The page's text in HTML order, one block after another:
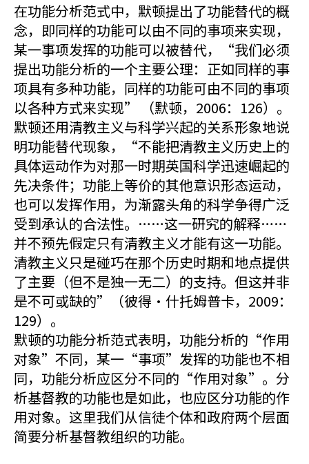
在功能分析范式中，默顿提出了功能替代的概
念，即同样的功能可以由不同的事项来实现，
某一事项发挥的功能可以被替代，“我们必须
提出功能分析的一个主要公理：正如同样的事
项具有多种功能，同样的功能可由不同的事项
以各种方式来实现” （默顿，2006：126）。
默顿还用清教主义与科学兴起的关系形象地说
明功能替代现象，“不能把清教主义历史上的
具体运动作为对那一时期英国科学迅速崛起的
先决条件；功能上等价的其他意识形态运动，
也可以发挥作用，为渐露头角的科学争得广泛
受到承认的合法性。……这一研究的解释……
并不预先假定只有清教主义才能有这一功能。
清教主义只是碰巧在那个历史时期和地点提供
了主要（但不是独一无二）的支持。但这并非
是不可或缺的”（彼得·什托姆普卡，2009：
129）。
默顿的功能分析范式表明，功能分析的“作用
对象”不同，某一“事项”发挥的功能也不相
同，功能分析应区分不同的“作用对象”。分
析基督教的功能也是如此，也应区分功能的作
用对象。这里我们从信徒个体和政府两个层面
简要分析基督教组织的功能。